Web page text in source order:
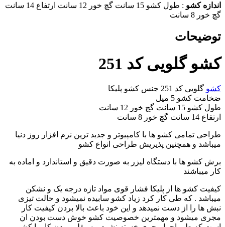
اندازه کشو
: طول کشو 15 سانت گچ خور 12 سانت ارتفاع 14 سانت
گچ خور 8 سانت
توضیحات
کشو گلویی کد 251
کشو گلویی کد 251 جنس کشو پلیکا
ضخامت کشو 5 میل
طول کشو 15 سانت گچ خور 12 سانت
ارتفاع 14 سانت گچ خور 8 سانت
طراحی تمامی کشو ها با کامپیوتر و جدید ترین نرم افزار روز دنیا
میباشد و همچنین پذیریش طراحی انواع کشو
برش کشو ها با دستگاه لیزر به صورت دقیق و استاندارد و اماده به
کار میباشند
کیفیت کشو ها از پلیکا فشار قوی مواد تازه درجه یک و نشکن
میباشد . که طی کار کرد زیاد کشو سابیده نمیشود و حالت تیزی
نبش ها را از دست نمیدهد و این خود باعث بالا بردن کیفیت کار
مجری میشود و مهمترین خصوصیت کشو خوش دست بودن ان